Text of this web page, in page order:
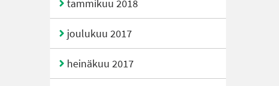
tammikuu 2018
joulukuu 2017
heinäkuu 2017